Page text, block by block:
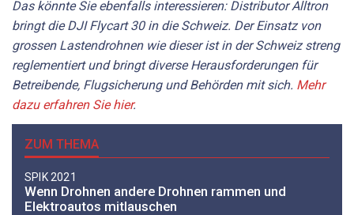
Das könnte Sie ebenfalls interessieren: Distributor Alltron
bringt die DJI Flycart 30 in die Schweiz. Der Einsatz von
grossen Lastendrohnen wie dieser ist in der Schweiz streng
reglementiert und bringt diverse Herausforderungen für
Betreibende, Flugsicherung und Behörden mit sich. Mehr
dazu erfahren Sie hier.
ZUM THEMA
SPIK 2021
Wenn Drohnen andere Drohnen rammen und
Elektroautos mitlauschen